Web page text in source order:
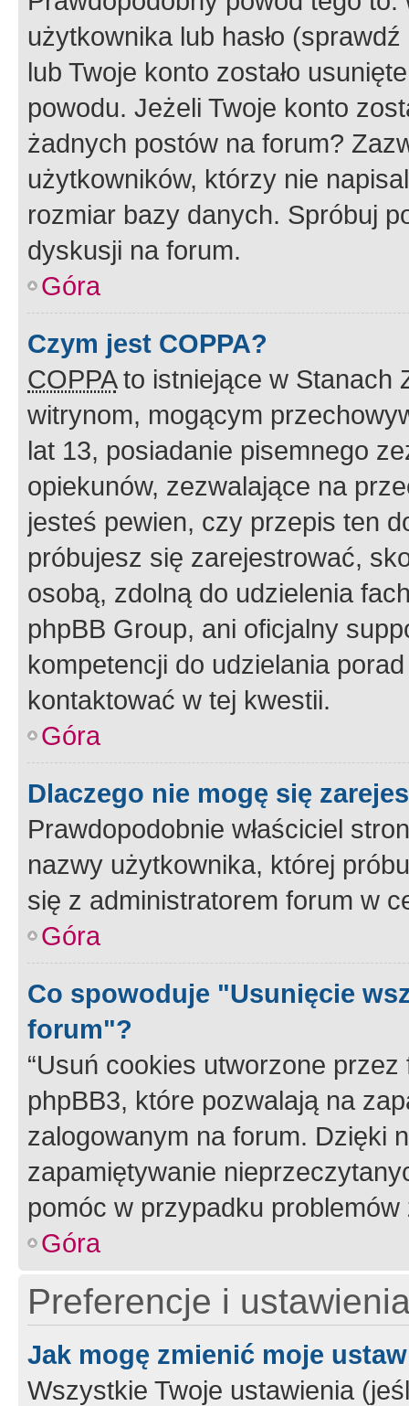
użytkownika lub hasło
lub Twoje konto zostało
powodu. Jeżeli Twoje konto
żadnych postów na forum?
użytkowników, którzy nie
rozmiar bazy danych. Spróbuj
dyskusji na forum.
Góra
Czym jest COPPA?
COPPAto istniejące w Stanach
witrynom, mogącym
lat 13, posiadanie pisemnego
opiekunów, zezwalające na
jesteś pewien, czy przepis ten
próbujesz się zarejestrować,
osobą, zdolną do udzielenia
phpBB Group, ani oficjalny
kompetencji do udzielania
kontaktować w tej kwestii.
Góra
Dlaczego nie mogę się
Prawdopodobnie właściciel
nazwy użytkownika, której
się z administratorem forum w
Góra
Co spowoduje "Usunięcie
forum"?
“Usuń cookies utworzone
phpBB3, które pozwalają na
zalogowanym na forum. Dzięki
zapamiętywanie
pomóc w przypadku
Góra
Preferencje i
Jak mogę zmienić moje
Wszystkie Twoje ustawienia